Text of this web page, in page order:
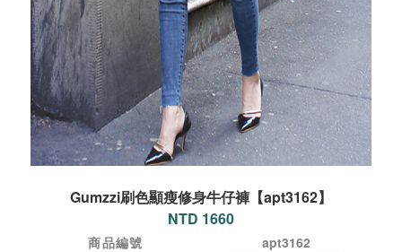
Gumzzi刷色顯瘦修身牛仔褲【apt3162】
NTD 1660
商品編號
apt3162